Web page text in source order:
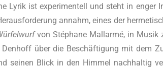
Lyrik ist expe­ri­men­tell und steht in enger
annahm, eines der
von Sté­pha­ne Mall­ar­mé, in Musik
über die Beschäf­ti­gung mit dem
sei­nen Blick in den Him­mel nach­hal­tig